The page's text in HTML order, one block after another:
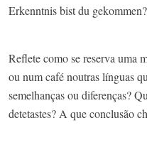
Erkenntnis bist du gekommen? ​
Reflete como se reserva uma
ou num café noutras línguas
semelhanças ou diferenças?
detetastes? A que conclusão